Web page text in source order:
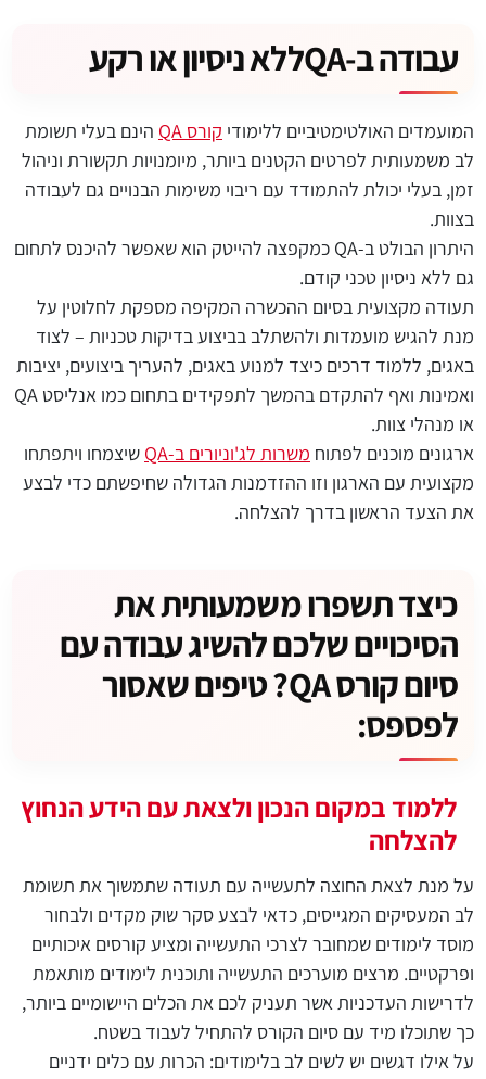
עבודה ב-QAללא ניסיון או רקע
המועמדים האולטימטיביים ללימודי קורס QA הינם בעלי תשומת
לב משמעותית לפרטים הקטנים ביותר, מיומנויות תקשורת וניהול
זמן, בעלי יכולת להתמודד עם ריבוי משימות הבנויים גם לעבודה
בצוות.
היתרון הבולט ב-QA כמקפצה להייטק הוא שאפשר להיכנס לתחום
גם ללא ניסיון טכני קודם.
תעודה מקצועית בסיום ההכשרה המקיפה מספקת לחלוטין על
מנת להגיש מועמדות ולהשתלב בביצוע בדיקות טכניות – לצוד
באגים, ללמוד דרכים כיצד למנוע באגים, להעריך ביצועים, יציבות
ואמינות ואף להתקדם בהמשך לתפקידים בתחום כמו אנליסט QA
או מנהלי צוות.
ארגונים מוכנים לפתוח משרות לג'וניורים ב-QA שיצמחו ויתפתחו
מקצועית עם הארגון וזו ההזדמנות הגדולה שחיפשתם כדי לבצע
את הצעד הראשון בדרך להצלחה.
כיצד תשפרו משמעותית את
הסיכויים שלכם להשיג עבודה עם
סיום קורס QA? טיפים שאסור
לפספס:
ללמוד במקום הנכון ולצאת עם הידע הנחוץ
להצלחה
על מנת לצאת החוצה לתעשייה עם תעודה שתמשוך את תשומת
לב המעסיקים המגייסים, כדאי לבצע סקר שוק מקדים ולבחור
מוסד לימודים שמחובר לצרכי התעשייה ומציע קורסים איכותיים
ופרקטיים. מרצים מוערכים התעשייה ותוכנית לימודים מותאמת
לדרישות העדכניות אשר תעניק לכם את הכלים היישומיים ביותר,
כך שתוכלו מיד עם סיום הקורס להתחיל לעבוד בשטח.
על אילו דגשים יש לשים לב בלימודים: הכרות עם כלים ידניים